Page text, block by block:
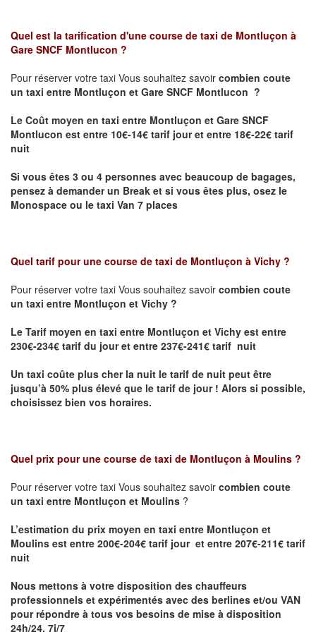
Quel est la tarification d'une course de taxi de Montluçon à
Gare SNCF Montlucon ?
Pour réserver votre taxi Vous souhaitez savoir combien coute
un taxi entre Montluçon et Gare SNCF Montlucon ?
Le Coût moyen en taxi entre Montluçon et Gare SNCF
Montlucon est entre 10€-14€ tarif jour et entre 18€-22€ tarif
nuit
Si vous êtes 3 ou 4 personnes avec beaucoup de bagages,
pensez à demander un Break et si vous êtes plus, osez le
Monospace ou le taxi Van 7 places
Quel tarif pour une course de taxi de Montluçon à Vichy ?
Pour réserver votre taxi Vous souhaitez savoir combien coute
un taxi entre Montluçon et Vichy ?
Le Tarif moyen en taxi entre Montluçon et Vichy est entre
230€-234€ tarif du jour et entre 237€-241€ tarif nuit
Un taxi coûte plus cher la nuit le tarif de nuit peut être
jusqu’à 50% plus élevé que le tarif de jour ! Alors si possible,
choisissez bien vos horaires.
Quel prix pour une course de taxi de Montluçon à Moulins ?
Pour réserver votre taxi Vous souhaitez savoir combien coute
un taxi entre Montluçon et Moulins ?
L’estimation du prix moyen en taxi entre Montluçon et
Moulins est entre 200€-204€ tarif jour et entre 207€-211€ tarif
nuit
Nous mettons à votre disposition des chauffeurs
professionnels et expérimentés avec des berlines et/ou VAN
pour répondre à tous vos besoins de mise à disposition
24h/24, 7j/7